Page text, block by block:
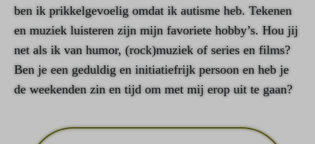
ben ik prikkelgevoelig omdat ik autisme heb. Tekenen
en muziek luisteren zijn mijn favoriete hobby’s. Hou jij
net als ik van humor, (rock)muziek of series en films?
Ben je een geduldig en initiatiefrijk persoon en heb je
de weekenden zin en tijd om met mij erop uit te gaan?